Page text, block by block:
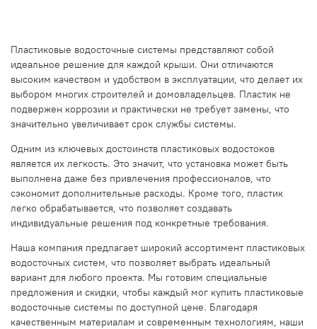
Пластиковые водосточные системы представляют собой
идеальное решение для каждой крыши. Они отличаются
высоким качеством и удобством в эксплуатации, что делает их
выбором многих строителей и домовладельцев. Пластик не
подвержен коррозии и практически не требует замены, что
значительно увеличивает срок службы системы.
Одним из ключевых достоинств пластиковых водостоков
является их легкость. Это значит, что установка может быть
выполнена даже без привлечения профессионалов, что
сэкономит дополнительные расходы. Кроме того, пластик
легко обрабатывается, что позволяет создавать
индивидуальные решения под конкретные требования.
Наша компания предлагает широкий ассортимент пластиковых
водосточных систем, что позволяет выбрать идеальный
вариант для любого проекта. Мы готовим специальные
предложения и скидки, чтобы каждый мог купить пластиковые
водосточные системы по доступной цене. Благодаря
качественным материалам и современным технологиям, наши